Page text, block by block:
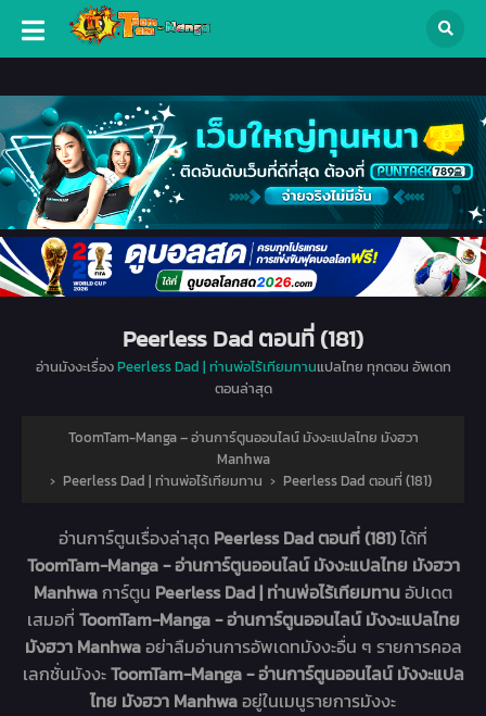
Peerless Dad ตอนที่ (181)
อ่านมังงะเรื่องPeerless Dad | ท่านพ่อไร้เทียมทานแปลไทย ทุกตอน อัพเดท
ตอนล่าสุด
ToomTam-Manga – อ่านการ์ตูนออนไลน์ มังงะแปลไทย มังฮวา
Manhwa
› Peerless Dad | ท่านพ่อไร้เทียมทาน › Peerless Dad ตอนที่ (181)
อ่านการ์ตูนเรื่องล่าสุด Peerless Dad ตอนที่ (181)ได้ที่
ToomTam-Manga - อ่านการ์ตูนออนไลน์ มังงะแปลไทย มังฮวา
Manhwaการ์ตูน Peerless Dad | ท่านพ่อไร้เทียมทานอัปเดต
เสมอที่ ToomTam-Manga - อ่านการ์ตูนออนไลน์ มังงะแปลไทย
มังฮวา Manhwaอย่าลืมอ่านการอัพเดทมังงะอื่น ๆ รายการคอล
เลกชั่นมังงะToomTam-Manga - อ่านการ์ตูนออนไลน์ มังงะแปล
ไทย มังฮวา Manhwaอยู่ในเมนูรายการมังงะ